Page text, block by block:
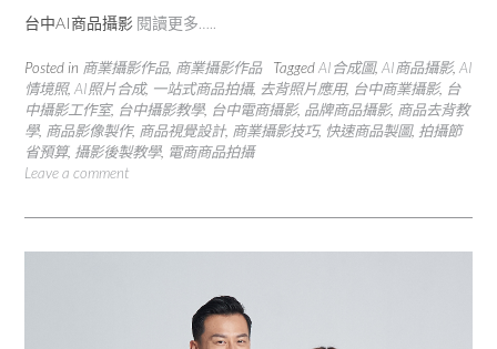
台中AI商品攝影 閱讀更多…..
Posted in 商業攝影作品, 商業攝影作品 TaggedAI合成圖, AI商品攝影, AI
情境照, AI照片合成, 一站式商品拍攝, 去背照片應用, 台中商業攝影, 台
中攝影工作室, 台中攝影教學, 台中電商攝影, 品牌商品攝影, 商品去背教
學, 商品影像製作, 商品視覺設計, 商業攝影技巧, 快速商品製圖, 拍攝節
省預算, 攝影後製教學, 電商商品拍攝
Leave a comment